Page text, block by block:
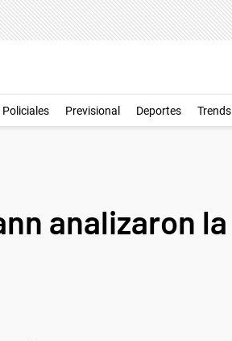
Policiales Previsional Deportes Trends
analizaron la